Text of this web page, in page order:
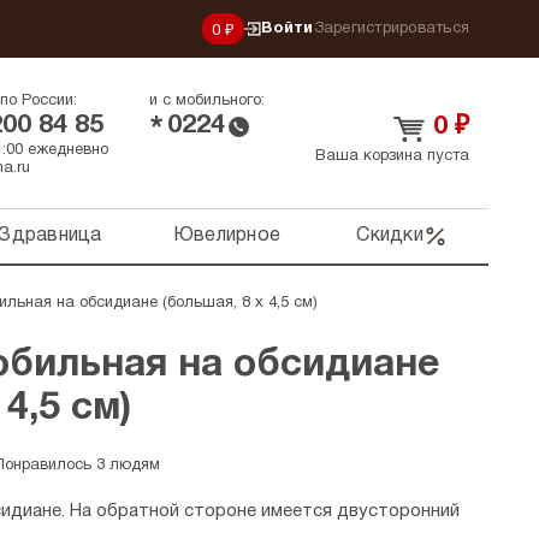
0 ₽ Войти Зарегистрироваться
России:
84 85
и с мобильного:
* 0224
ежедневно
0 ₽
Ваша корзина пуста
Ювелирное Скидки
на обсидиане (большая, 8 х 4,5 см)
на обсидиане
см)
Понравилось 3 людям
На обратной стороне имеется двусторонний